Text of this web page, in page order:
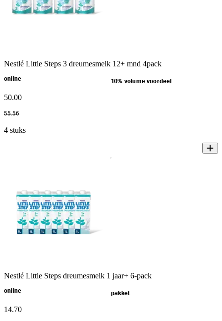
Nestlé Little Steps 3 dreumesmelk 12+ mnd 4pack
online 10% volume voordeel
50.00
55.56
4 stuks
Nestlé Little Steps dreumesmelk 1 jaar+ 6-pack
online pakket
14.70